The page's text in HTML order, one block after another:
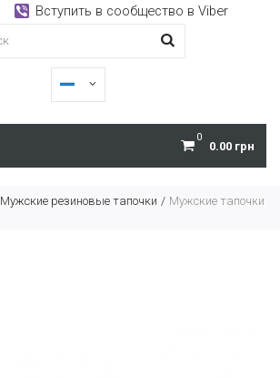
Вступить в сообщество в Viber
0
0.00 грн
Мужские резиновые тапочки
Мужские тапочки